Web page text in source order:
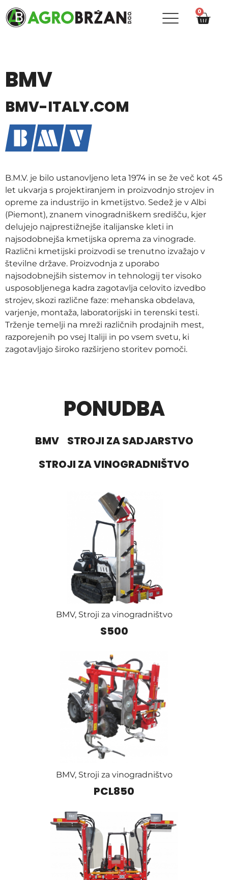
0
BMV
BMV-ITALY.COM
B.M.V. je bilo ustanovljeno leta 1974 in se že več kot 45
let ukvarja s projektiranjem in proizvodnjo strojev in
opreme za industrijo in kmetijstvo. Sedež je v Albi
(Piemont), znanem vinogradniškem središču, kjer
delujejo najprestižnejše italijanske kleti in
najsodobnejša kmetijska oprema za vinograde.
Različni kmetijski proizvodi se trenutno izvažajo v
številne države. Proizvodnja z uporabo
najsodobnejših sistemov in tehnologij ter visoko
usposobljenega kadra zagotavlja celovito izvedbo
strojev, skozi različne faze: mehanska obdelava,
varjenje, montaža, laboratorijski in terenski testi.
Trženje temelji na mreži različnih prodajnih mest,
razporejenih po vsej Italiji in po vsem svetu, ki
zagotavljajo široko razširjeno storitev pomoči.
PONUDBA
BMV
STROJI ZA SADJARSTVO
STROJI ZA VINOGRADNIŠTVO
BMV, Stroji za vinogradništvo
S500
BMV, Stroji za vinogradništvo
PCL850